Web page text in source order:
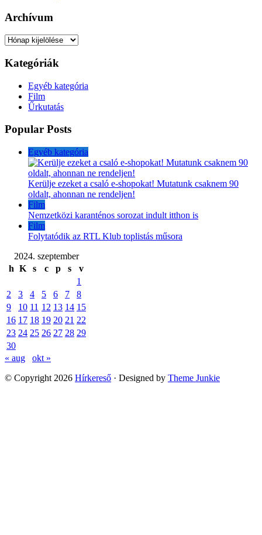
Archívum
Archívum
Kategóriák
Egyéb kategória
Film
Űrkutatás
Popular Posts
Egyéb kategória
Kerülje ezeket a csaló e-shopokat! Mutatunk csaknem 90
oldalt, ahonnan ne rendeljen!
Film
Nemzetközi karanténos sorozat indult itthon is
Film
Folytatódik az RTL Klub toplistás műsora
2024. szeptember
h K s c p s
v
1
2
3 4 5 6 7
8
9
10 11 12 13 14 15
16 17 18 19 20 21 22
23 24 25 26 27 28 29
30
« aug
okt »
© Copyright 2026 Hírkereső · Designed by Theme Junkie